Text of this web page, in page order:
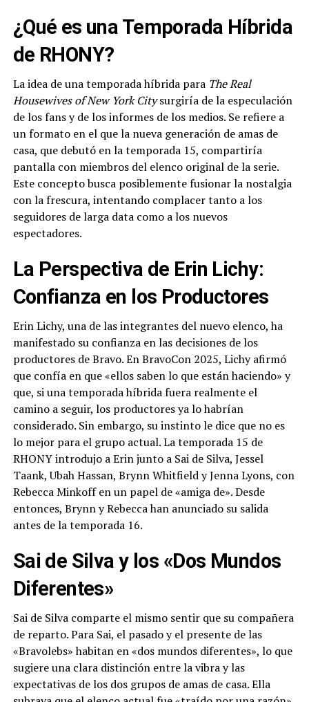
¿Qué es una Temporada Híbrida
de RHONY?
La idea de una temporada híbrida para The Real
Housewives of New York Citysurgiría de la especulación
de los fans y de los informes de los medios. Se refiere a
un formato en el que la nueva generación de amas de
casa, que debutó en la temporada 15, compartiría
pantalla con miembros del elenco original de la serie.
Este concepto busca posiblemente fusionar la nostalgia
con la frescura, intentando complacer tanto a los
seguidores de larga data como a los nuevos
espectadores.
La Perspectiva de Erin Lichy:
Confianza en los Productores
Erin Lichy, una de las integrantes del nuevo elenco, ha
manifestado su confianza en las decisiones de los
productores de Bravo. En BravoCon 2025, Lichy afirmó
que confía en que «ellos saben lo que están haciendo» y
que, si una temporada híbrida fuera realmente el
camino a seguir, los productores ya lo habrían
considerado. Sin embargo, su instinto le dice que no es
lo mejor para el grupo actual. La temporada 15 de
RHONY introdujo a Erin junto a Sai de Silva, Jessel
Taank, Ubah Hassan, Brynn Whitfield y Jenna Lyons, con
Rebecca Minkoff en un papel de «amiga de». Desde
entonces, Brynn y Rebecca han anunciado su salida
antes de la temporada 16.
Sai de Silva y los «Dos Mundos
Diferentes»
Sai de Silva comparte el mismo sentir que su compañera
de reparto. Para Sai, el pasado y el presente de las
«Bravolebs» habitan en «dos mundos diferentes», lo que
sugiere una clara distinción entre la vibra y las
expectativas de los dos grupos de amas de casa. Ella